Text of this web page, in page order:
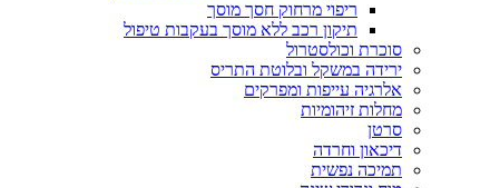
ריפוי מרחוק חסך מוסך
תיקון רכב ללא מוסך בעקבות טיפול
סוכרת וכולסטרול
ירידה במשקל ובלוטת התריס
אלרגיה עייפות ומפרקים
מחלות זיהומיות
סרטן
דיכאון וחרדה
תמיכה נפשית